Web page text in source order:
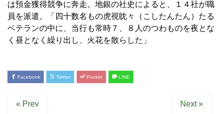
は預金獲得競争に奔走。地銀の社史によると、１４社が職
員を派遣。「四十数名もの虎視眈々（こしたんたん）たる
ベテランの中に、当行も常時７、８人のつわものを夜とな
く昼となく繰り出し、火花を散らした」
Facebook Twitter Pocket LINE
« Prev Next »